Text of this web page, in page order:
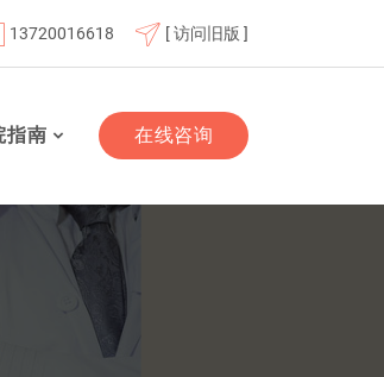
教学联合体理事单位 大兴区人民医院专科
13720016618 [ 访问旧版 ]
指南 在线咨询